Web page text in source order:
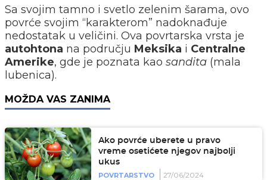
Sa svojim tamno i svetlo zelenim šarama, ovo
povrće svojim “karakterom” nadoknađuje
nedostatak u veličini. Ova povrtarska vrsta je
autohtona na području Meksika i Centralne
Amerike, gde je poznata kao sandita (mala
lubenica).
MOŽDA VAS ZANIMA
Ako povrće uberete u pravo
vreme osetićete njegov najbolji
ukus
POVRTARSTVO
27/06/2024